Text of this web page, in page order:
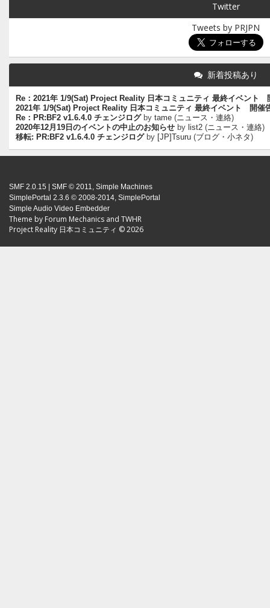
Twitter
Tweets by PRJPN
新着投稿あり
Re：2021年 1/9(Sat) Project Reality 日本コミュニティ 最終イベント
2021年 1/9(Sat) Project Reality 日本コミュニティ 最終イベント 開催
Re：PR:BF2 v1.6.4.0 チェンジログbytame (ニュース・連絡)
2020年12月19日のイベントの中止のお知らせ by list2 (ニュース・連絡)
移転: PR:BF2 v1.6.4.0 チェンジログby [JP]Tsuru (ブログ・小ネタ )
SMF 2.0.15 SMF © 2011, Simple Machines
SimplePortal 2.3.6 © 2008-2014, SimplePortal
Simple Audio Video Embedder
Theme by Forum Mechanics and TWHR
Project Reality 日本コミュニティ © 2026